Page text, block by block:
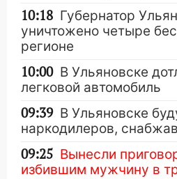
10:18 Губернатор
уничтожено четыре
регионе
10:00 В Ульяновске
легковой автомобиль
09:39 В Ульяновске
наркодилеров,
09:25 Вынесли
избившим мужчину в